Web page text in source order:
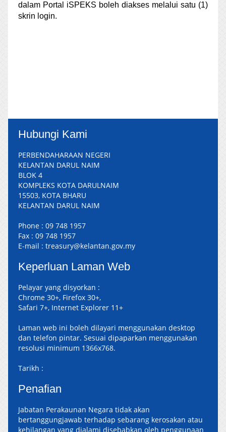
dalam Portal iSPEKS boleh diakses melalui satu (1)
skrin login.
Hubungi Kami
PERBENDAHARAAN NEGERI
KELANTAN DARUL NAIM
BLOK 4
KOMPLEKS KOTA DARULNAIM
15503, KOTA BHARU
KELANTAN DARUL NAIM
Phone : 09 748 1957
Fax : 09 748 1957
E-mail : treasury@kelantan.gov.my
Keperluan Laman Web
Pelayar yang disyorkan :
Chrome 30+, Firefox 30+,
Safari 7+, Internet Explorer 11+
Laman web ini boleh dilayari menggunakan desktop
dan telefon pintar. Sesuai dipaparkan menggunakan
resolusi minimum 1366x768.
Tarikh :
Penafian
Jabatan Perakaunan Negara tidak akan
bertanggungjawab terhadap sebarang kerosakan atau
kehilangan yang dialami disebabkan oleh penggunaan